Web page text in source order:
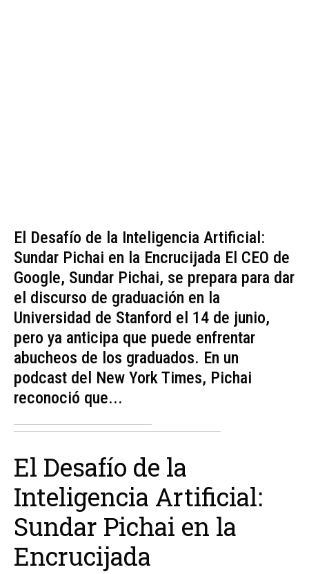
El Desafío de la Inteligencia Artificial:
Sundar Pichai en la Encrucijada El CEO de
Google, Sundar Pichai, se prepara para dar
el discurso de graduación en la
Universidad de Stanford el 14 de junio,
pero ya anticipa que puede enfrentar
abucheos de los graduados. En un
podcast del New York Times, Pichai
reconoció que...
El Desafío de la
Inteligencia Artificial:
Sundar Pichai en la
Encrucijada